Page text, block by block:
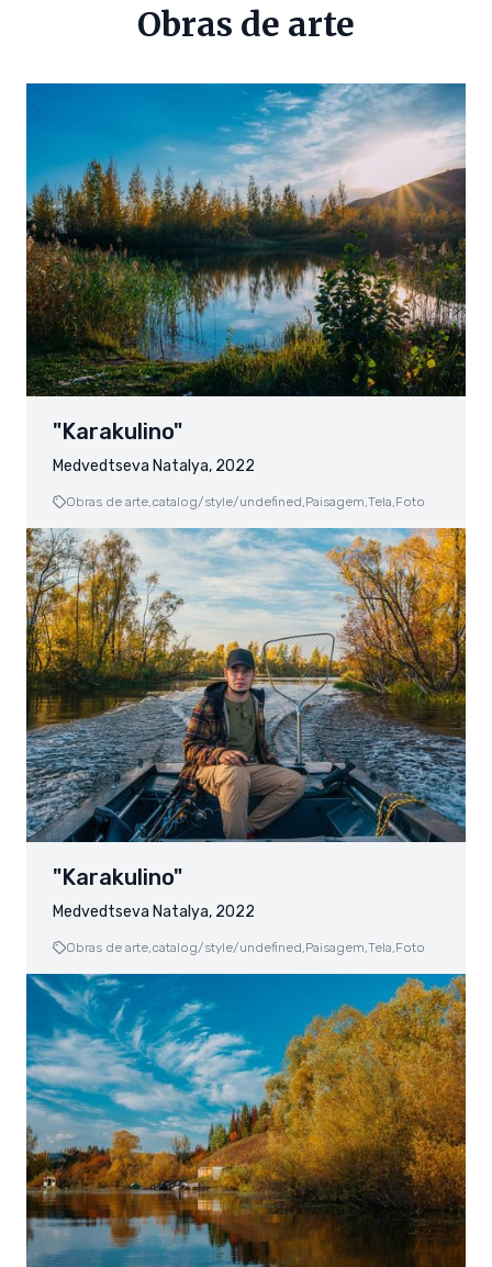
Obras de arte
"Karakulino"
Medvedtseva Natalya, 2022
Obras de arte,catalog/style/undefined,Paisagem,Tela,Foto
"Karakulino"
Medvedtseva Natalya, 2022
Obras de arte, catalog/style/undefined, Paisagem, Tela, Foto